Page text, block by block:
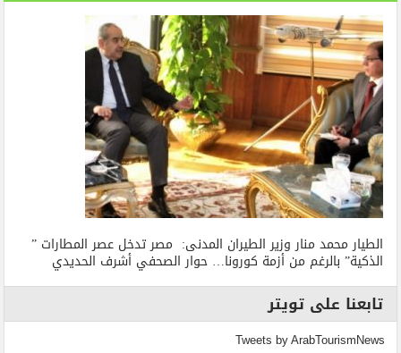
الطيار محمد منار وزير الطيران المدنى: مصر تدخل عصر المطارات ”
الذكية” بالرغم من أزمة كورونا… حوار الصحفي أشرف الحديدي
تابعنا على تويتر
Tweets by ArabTourismNews